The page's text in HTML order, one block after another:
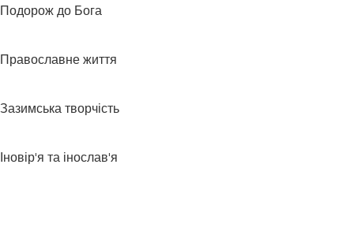
Подорож до Бога
Православне життя
Зазимська творчість
Іновір'я та інослав'я